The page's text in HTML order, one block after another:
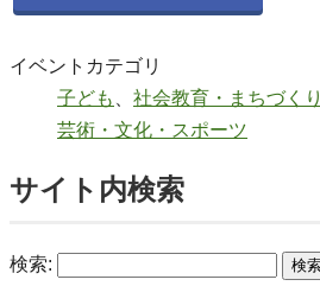
イベントカテゴリ
子ども 、 社会教育・まちづくり
芸術・文化・スポーツ
サイト内検索
検索: